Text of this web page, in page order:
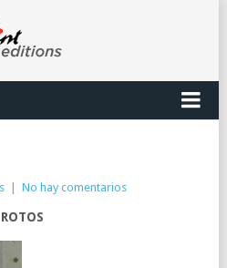
No hay comentarios
ROTOS